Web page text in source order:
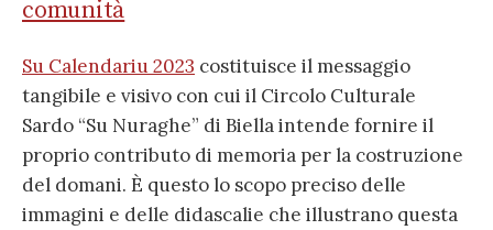
comunità
Su Calendariu 2023 costituisce il messaggio
tangibile e visivo con cui il Circolo Culturale
Sardo “Su Nuraghe” di Biella intende fornire il
proprio contributo di memoria per la costruzione
del domani. È questo lo scopo preciso delle
immagini e delle didascalie che illustrano questa